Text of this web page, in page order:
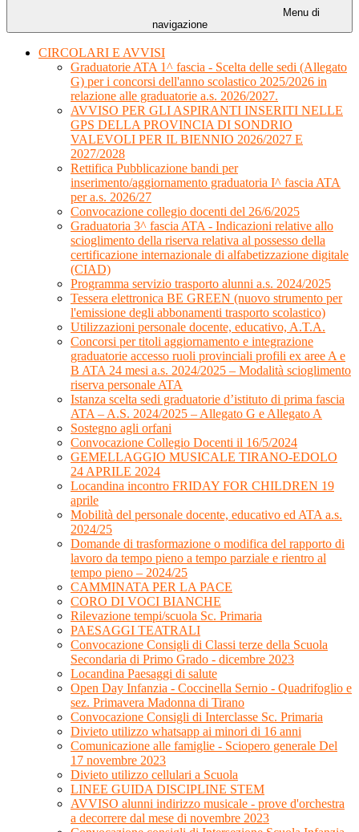
Menu di
navigazione
CIRCOLARI E AVVISI
Graduatorie ATA 1^ fascia - Scelta delle sedi (Allegato
G) per i concorsi dell'anno scolastico 2025/2026 in
relazione alle graduatorie a.s. 2026/2027.
AVVISO PER GLI ASPIRANTI INSERITI NELLE
GPS DELLA PROVINCIA DI SONDRIO
VALEVOLI PER IL BIENNIO 2026/2027 E
2027/2028
Rettifica Pubblicazione bandi per
inserimento/aggiornamento graduatoria I^ fascia ATA
per a.s. 2026/27
Convocazione collegio docenti del 26/6/2025
Graduatoria 3^ fascia ATA - Indicazioni relative allo
scioglimento della riserva relativa al possesso della
certificazione internazionale di alfabetizzazione digitale
(CIAD)
Programma servizio trasporto alunni a.s. 2024/2025
Tessera elettronica BE GREEN (nuovo strumento per
l'emissione degli abbonamenti trasporto scolastico)
Utilizzazioni personale docente, educativo, A.T.A.
Concorsi per titoli aggiornamento e integrazione
graduatorie accesso ruoli provinciali profili ex aree A e
B ATA 24 mesi a.s. 2024/2025 – Modalità scioglimento
riserva personale ATA
Istanza scelta sedi graduatorie d’istituto di prima fascia
ATA – A.S. 2024/2025 – Allegato G e Allegato A
Sostegno agli orfani
Convocazione Collegio Docenti il 16/5/2024
GEMELLAGGIO MUSICALE TIRANO-EDOLO
24 APRILE 2024
Locandina incontro FRIDAY FOR CHILDREN 19
aprile
Mobilità del personale docente, educativo ed ATA a.s.
2024/25
Domande di trasformazione o modifica del rapporto di
lavoro da tempo pieno a tempo parziale e rientro al
tempo pieno – 2024/25
CAMMINATA PER LA PACE
CORO DI VOCI BIANCHE
Rilevazione tempi/scuola Sc. Primaria
PAESAGGI TEATRALI
Convocazione Consigli di Classi terze della Scuola
Secondaria di Primo Grado - dicembre 2023
Locandina Paesaggi di salute
Open Day Infanzia - Coccinella Sernio - Quadrifoglio e
sez. Primavera Madonna di Tirano
Convocazione Consigli di Interclasse Sc. Primaria
Divieto utilizzo whatsapp ai minori di 16 anni
Comunicazione alle famiglie - Sciopero generale Del
17 novembre 2023
Divieto utilizzo cellulari a Scuola
LINEE GUIDA DISCIPLINE STEM
AVVISO alunni indirizzo musicale - prove d'orchestra
a decorrere dal mese di novembre 2023